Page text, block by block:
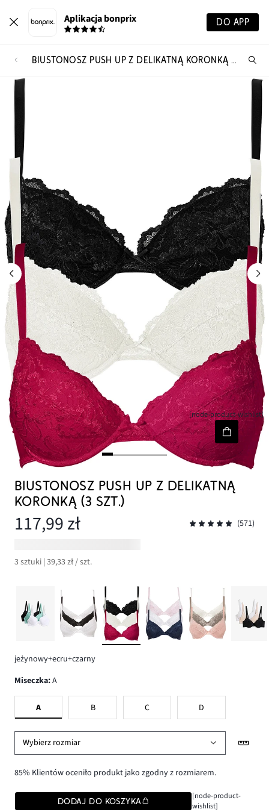
Aplikacja bonprix DO APP
BIUSTONOSZ PUSH UP Z DELIKATNĄ KORONKĄ (3 SZT.)
[node-product-wishlist]
BIUSTONOSZ PUSH UP Z DELIKATNĄ
KORONKĄ (3 SZT.)
117,99 zł (571)
3 sztuki | 39,33 zł / szt.
jeżynowy+ecru+czarny
Miseczka:A
A B C D
Wybierz rozmiar
85% Klientów oceniło produkt jako zgodny z rozmiarem.
DODAJ DO KOSZYKA
[node-product-
wishlist]